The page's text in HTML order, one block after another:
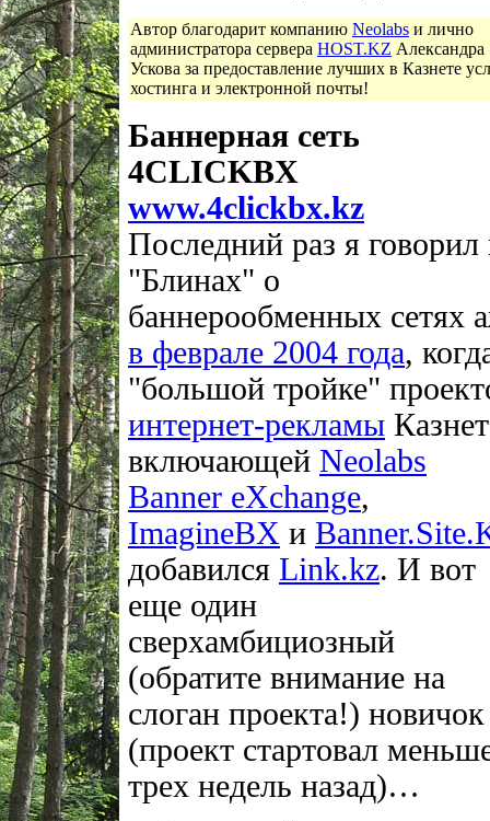
Автор благодарит компанию Neolabs и лично
администратора сервера HOST.KZ Александра
Ускова за предоставление лучших в Казнете
хостинга и электронной почты!
Баннерная сеть
4CLICKBX
www.4clickbx.kz
Последний раз я говорил
"Блинах" о
баннерообменных сетях
в феврале 2004 года,
"большой тройке"
интернет-рекламы
включающей Neolabs
Banner eXchange,
ImagineBX и
добавился Link.kz. И вот
еще один
сверхамбициозный
(обратите внимание на
слоган проекта!) новичок
(проект стартовал
трех недель назад)…